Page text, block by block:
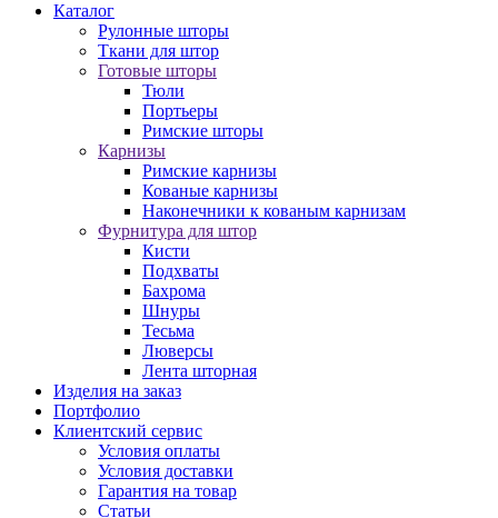
Каталог
Рулонные шторы
Ткани для штор
Готовые шторы
Тюли
Портьеры
Римские шторы
Карнизы
Римские карнизы
Кованые карнизы
Наконечники к кованым карнизам
Фурнитура для штор
Кисти
Подхваты
Бахрома
Шнуры
Тесьма
Люверсы
Лента шторная
Изделия на заказ
Портфолио
Клиентский сервис
Условия оплаты
Условия доставки
Гарантия на товар
Статьи